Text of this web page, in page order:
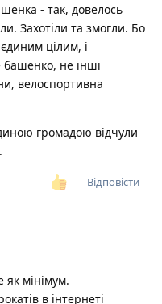
- так, довелось
Захотіли та змогли. Бо
цілим, і
башенко, не інші
велоспортивна
громадою відчули
Відповісти
як мінімум.
в інтернеті